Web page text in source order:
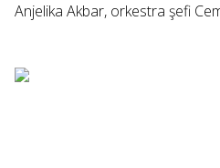
Anjelika Akbar, orkestra şefi